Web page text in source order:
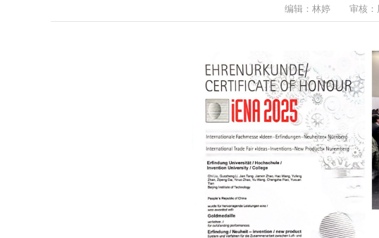
编辑：林婷 审核：